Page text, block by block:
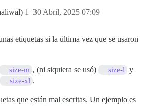
30 Abril, 2025 07:09
1
etiquetas si la última vez que se usaron
size-m , (ni siquiera se usó) size-l y
size-xl .
que están mal escritas. Un ejemplo es